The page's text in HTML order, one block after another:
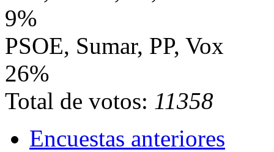
9%
PSOE, Sumar, PP, Vox
26%
Total de votos: 11358
Encuestas anteriores